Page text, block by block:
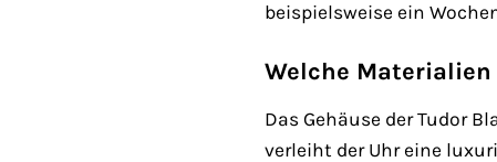
beispielsweise ein
Welche Materialien
Das Gehäuse der Tudor
verleiht der Uhr eine